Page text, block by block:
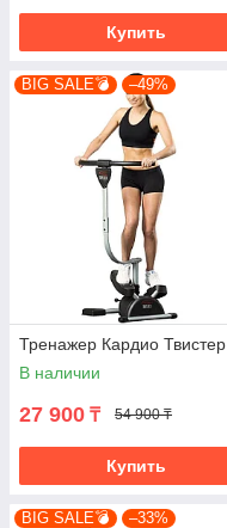
Купить
BIG SALE💣 –49%
Тренажер Кардио Твистер
В наличии
27 900 ₸ 54 900 ₸
Купить
BIG SALE💣 –33%